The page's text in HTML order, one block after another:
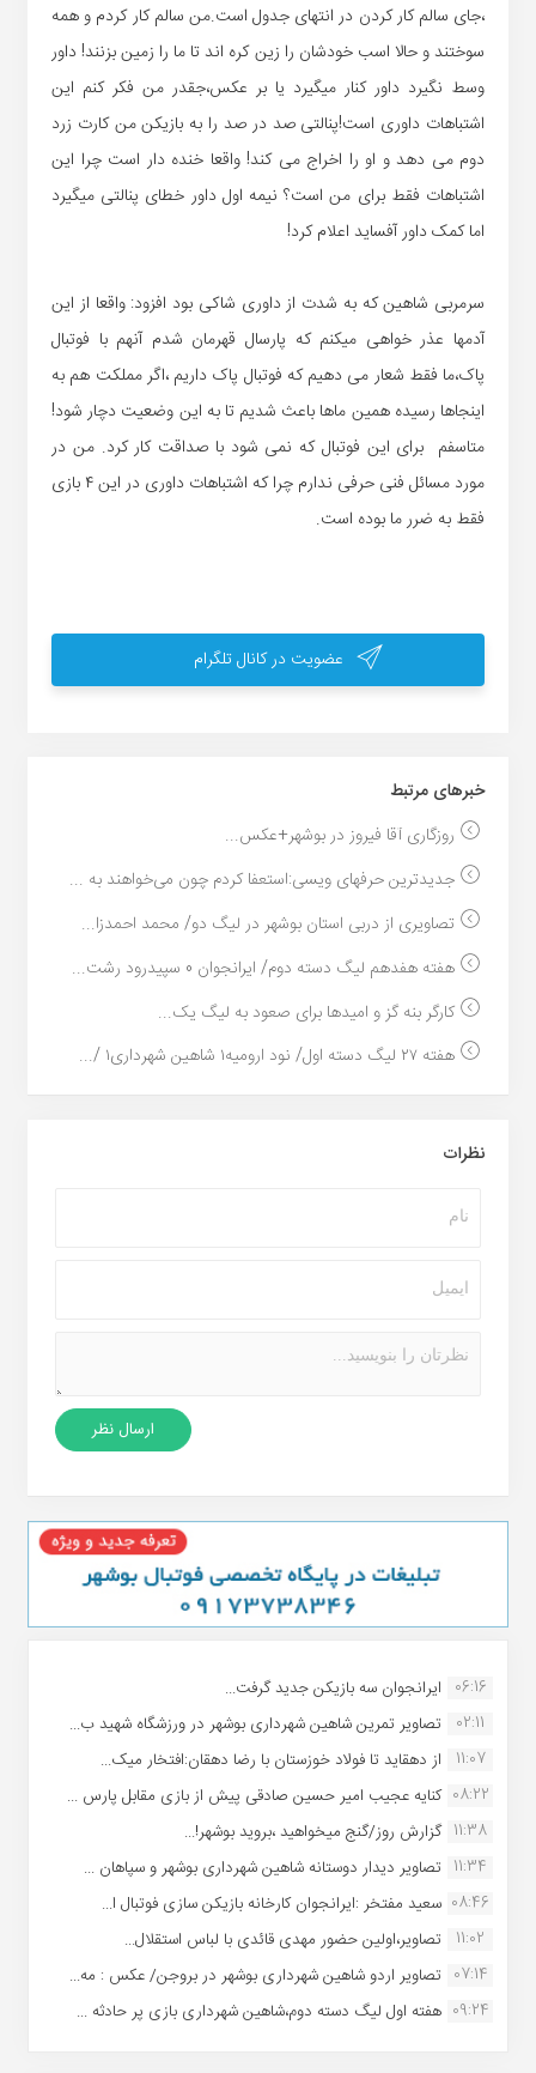
،جای سالم کار کردن در انتهای جدول است.من سالم کار کردم و همه
سوختند و حالا اسب خودشان را زین کره اند تا ما را زمین بزنند! داور
وسط نگیرد داور کنار میگیرد یا بر عکس،جقدر من فکر کنم این
اشتباهات داوری است!پنالتی صد در صد را به بازیکن من کارت زرد
دوم می دهد و او را اخراج می کند! واقعا خنده دار است چرا این
اشتباهات فقط برای من است؟ نیمه اول داور خطای پنالتی میگیرد
اما کمک داور آفساید اعلام کرد!
سرمربی شاهین که به شدت از داوری شاکی بود افزود: واقعا از این
آدمها عذر خواهی میکنم که پارسال قهرمان شدم آنهم با فوتبال
پاک،ما فقط شعار می دهیم که فوتبال پاک داریم ،اگر مملکت هم به
اینجاها رسیده همین ماها باعث شدیم تا به این وضعیت دچار شود!
متاسفم برای این فوتبال که نمی شود با صداقت کار کرد. من در
مورد مسائل فنی حرفی ندارم چرا که اشتباهات داوری در این ۴ بازی
فقط به ضرر ما بوده است.
عضویت در کانال تلگرام
خبر‌های مرتبط
روزگاری آقا فیروز در بوشهر+عکس...
جدیدترین حرفهای ویسی:استعفا کردم چون می‌خواهند به ...
تصاویری از دربی استان بوشهر در لیگ دو/ محمد احمدزا...
هفته هفدهم لیگ دسته دوم/ ایرانجوان 0 سپیدرود رشت...
کارگر بنه گز و امیدها برای صعود به لیگ یک...
هفته ۲۷ لیگ دسته اول/ نود ارومیه۱ شاهین شهرداری۱ /...
نظرات
06:16 ایرانجوان سه بازیکن جدید گرفت...
02:11
تصاویر تمرین شاهین شهردارى بوشهر در ورزشگاه شهید ب...
11:07
از دهقاید تا فولاد خوزستان با رضا دهقان:افتخار میک...
08:22 کنایه عجیب امیر حسین صادقی پیش از بازی مقابل پارس ...
11:38 گزارش روز/گنج میخواهید ،بروید بوشهر!...
11:34 تصاویر دیدار دوستانه شاهین شهردارى بوشهر و سپاهان ...
08:46 سعید مفتخر :ایرانجوان کارخانه بازیکن سازی فوتبال ا...
11:02
تصاویر،اولین حضور مهدی قائدی با لباس استقلال...
07:14 تصاویر اردو شاهین شهرداری بوشهر در بروجن/ عکس : مه...
09:24 هفته اول لیگ دسته دوم،شاهین شهرداری بازی پر حادثه ...